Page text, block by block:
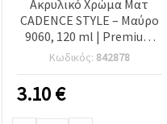
Ακρυλικό Χρώμα Ματ
CADENCE STYLE – Μαύρο
9060, 120 ml | Premium
Χρώμα Χειροτεχνίας &
Χόμπι για Καμβά, Ξύλο,
Χαρτί & DIY
Κωδικός: 842878
3.10€